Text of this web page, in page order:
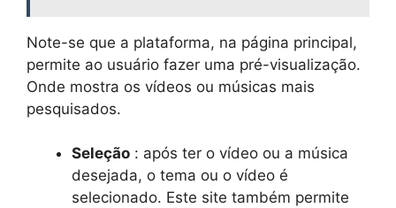
Note-se que a plataforma, na página principal,
permite ao usuário fazer uma pré-visualização.
Onde mostra os vídeos ou músicas mais
pesquisados.
Seleção : após ter o vídeo ou a música
desejada, o tema ou o vídeo é
selecionado. Este site também permite